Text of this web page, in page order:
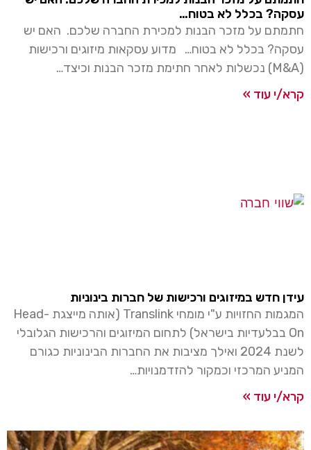
עסקה? בכלל לא בטוח…
חתמתם על מזכר הבנות למכירת החברה שלכם. האם יש
עסקה? בכלל לא בטוח… מדוע עסקאות מיזוגים ורכישות
(M&A) נכשלות לאחר חתימת מזכר הבנות וכיצד…
קרא/י עוד »
עידן חדש במיזוגים ורכישות של חברות בינוניות
המגמות החזויות ע"י מומחי Translink (אותה מייצגת Head-
On בבלעדיות בישראל) לתחום המיזוגים והרכישות הגלובלי
לשנת 2024 ואילך מציבות את החברות הבינוניות כגורם
המניע המרכזי וכמקור להזדמנויות…
קרא/י עוד »